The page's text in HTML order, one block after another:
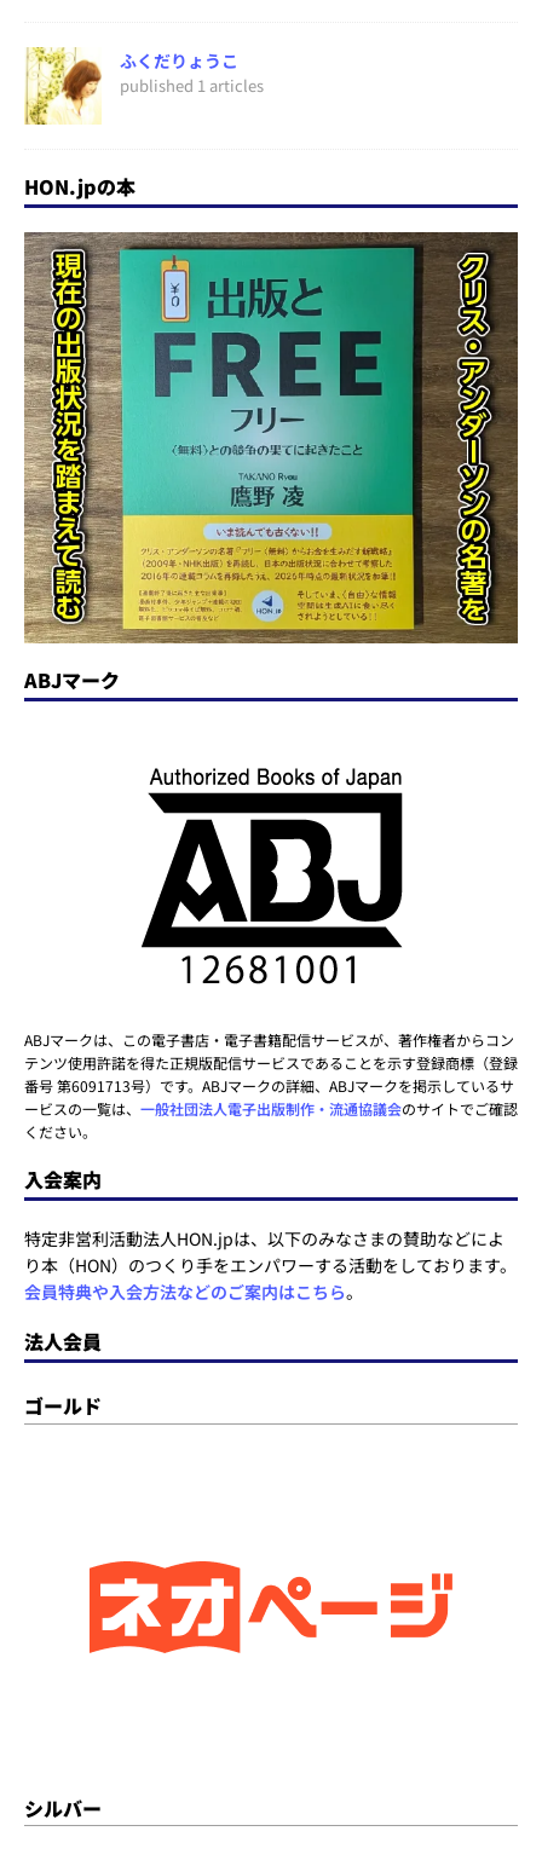
ふくだりょうこ
published 1 articles
HON.jpの本
ABJマーク
ABJマークは、この電子書店・電子書籍配信サービスが、著作権者からコン
テンツ使用許諾を得た正規版配信サービスであることを示す登録商標（登録
番号 第6091713号）です。ABJマークの詳細、ABJマークを掲示しているサ
ービスの一覧は、 一般社団法人電子出版制作・流通協議会のサイトでご確認
ください。
入会案内
特定非営利活動法人HON.jpは、以下のみなさまの賛助などによ
り本（HON）のつくり手をエンパワーする活動をしております。
会員特典や入会方法などのご案内はこちら。
法人会員
ゴールド
シルバー